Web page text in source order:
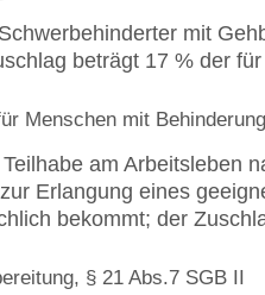
mit
beträgt 17 % der
Menschen mit
am Arbeitsleben
Erlangung eines
bekommt; der
§ 21 Abs.7 SGB II